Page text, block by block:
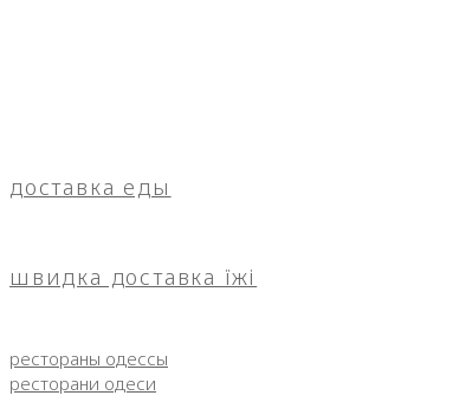
доставка еды
швидка доставка їжі
рестораны одессы
ресторани одеси